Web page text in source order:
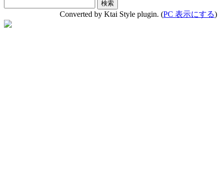
Converted by Ktai Style plugin. (PC 表示にする)